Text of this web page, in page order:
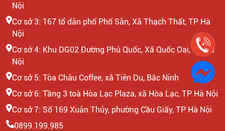
Nội
Cơ sở 3: 167 tổ dân phố Phố Săn, Xã Thạch Thất, TP Hà
Nội
Cơ sở 4: Khu DG02 Đường Phủ Quốc, Xã Quốc Oai, TP Hà
Nội
Cơ sở 5: Tòa Châu Coffee, xã Tiên Du, Bắc Ninh
Cơ sở 6: Tầng 3 toà Hòa Lạc Plaza, xã Hòa Lạc, TP Hà Nội
Cơ sở 7: Số 169 Xuân Thủy, phường Cầu Giấy, TP Hà Nội
0899.199.985